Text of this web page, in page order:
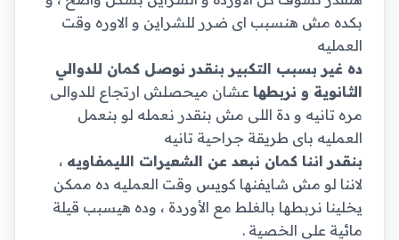
بكده مش هنسبب اى ضرر للشراين و الاوره وقت
العمليه
ده غير بسبب التكبير بنقدر نوصل كمان للدوالي
الثانوية و نربطها عشان ميحصلش ارتجاع للدوالى
مره تانيه و دة اللى مش بنقدر نعمله لو بنعمل
العمليه باى طريقة جراحية تانيه
بنقدر اننا كمان نبعد عن الشعيرات الليمفاويه ،
لاننا لو مش شايفنها كويس وقت العمليه ده ممكن
يخلينا نربطها بالغلط مع الأوردة ، وده هيسبب قيلة
مائية على الخصية .